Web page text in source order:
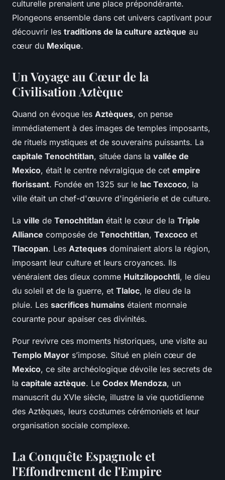
culturelle prenaient une place prépondérante.
Plongeons ensemble dans cet univers captivant pour
découvrir les traditions de la culture aztèque au
cœur du Mexique.
Un Voyage au Cœur de la
Civilisation Aztèque
Quand on évoque les Aztèques, on pense
immédiatement à des images de temples imposants,
de rituels mystiques et de souverains puissants. La
capitale Tenochtitlan, située dans la vallée de
Mexico, était le centre névralgique de cet empire
florissant. Fondée en 1325 sur le lac Texcoco, la
ville était un chef-d'œuvre d'ingénierie et de culture.
La ville de Tenochtitlan était le cœur de la Triple
Alliance composée de Tenochtitlan, Texcoco et
Tlacopan. Les Azteques dominaient alors la région,
imposant leur culture et leurs croyances. Ils
vénéraient des dieux comme Huitzilopochtli, le dieu
du soleil et de la guerre, et Tlaloc, le dieu de la
pluie. Les sacrifices humains étaient monnaie
courante pour apaiser ces divinités.
Pour revivre ces moments historiques, une visite au
Templo Mayor s’impose. Situé en plein cœur de
Mexico, ce site archéologique dévoile les secrets de
la capitale aztèque. Le Codex Mendoza, un
manuscrit du XVIe siècle, illustre la vie quotidienne
des Aztèques, leurs costumes cérémoniels et leur
organisation sociale complexe.
La Conquête Espagnole et
l'Effondrement de l'Empire